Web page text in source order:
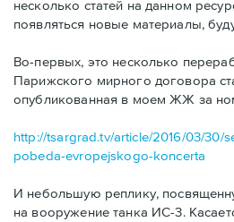
несколько статей на данном
появляться новые материалы,
Во-первых, это несколько
Парижского мирного договора
опубликованная в моем ЖЖ за
http://tsargrad.tv/article/2016/03/30/
pobeda-evropejskogo-koncerta
И небольшую реплику,
на вооружение танка ИС-3.